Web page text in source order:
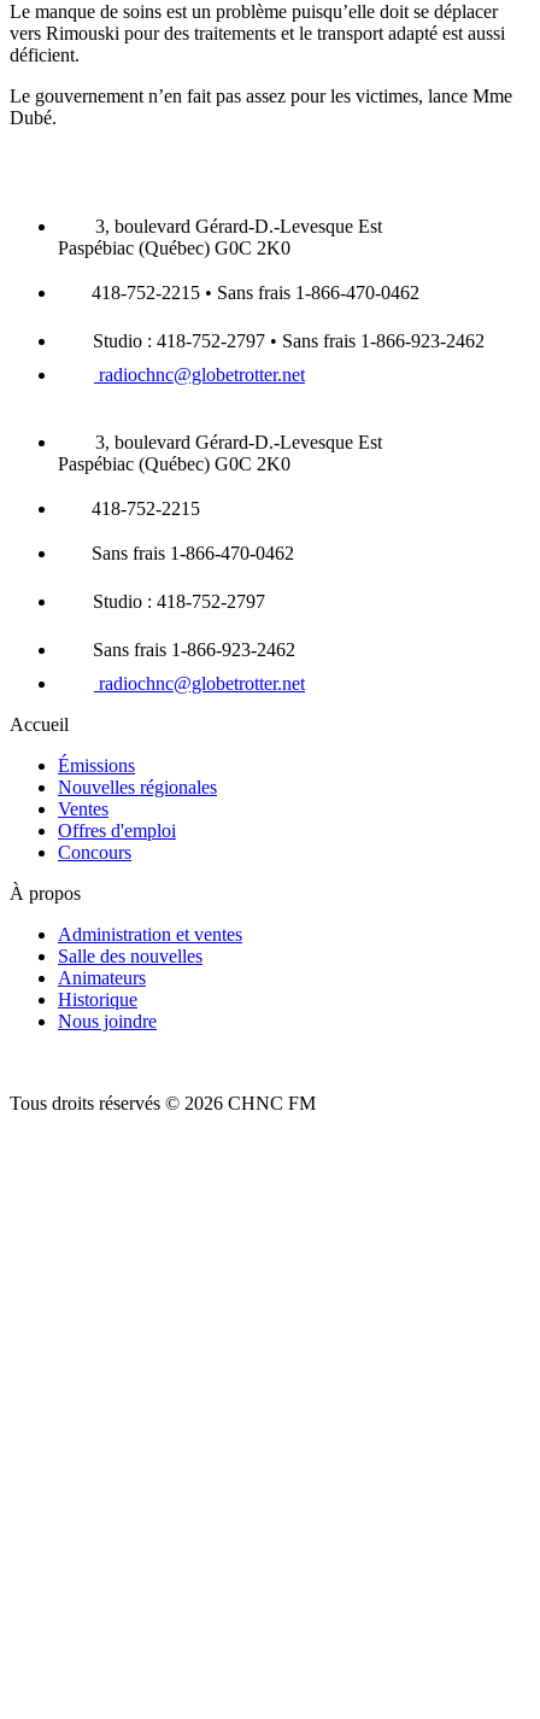
Le manque de soins est un problème puisqu’elle doit se déplacer
vers Rimouski pour des traitements et le transport adapté est aussi
déficient.
Le gouvernement n’en fait pas assez pour les victimes, lance Mme
Dubé.
3, boulevard Gérard-D.-Levesque Est
Paspébiac (Québec) G0C 2K0
418-752-2215 • Sans frais 1-866-470-0462
Studio : 418-752-2797 • Sans frais 1-866-923-2462
radiochnc@globetrotter.net
3, boulevard Gérard-D.-Levesque Est
Paspébiac (Québec) G0C 2K0
418-752-2215
Sans frais 1-866-470-0462
Studio : 418-752-2797
Sans frais 1-866-923-2462
radiochnc@globetrotter.net
Accueil
Émissions
Nouvelles régionales
Ventes
Offres d'emploi
Concours
À propos
Administration et ventes
Salle des nouvelles
Animateurs
Historique
Nous joindre
Tous droits réservés © 2026 CHNC FM